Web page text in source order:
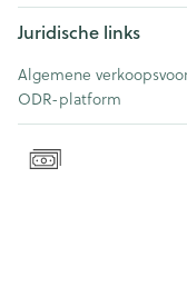
Juridische links
Algemene
ODR-platform